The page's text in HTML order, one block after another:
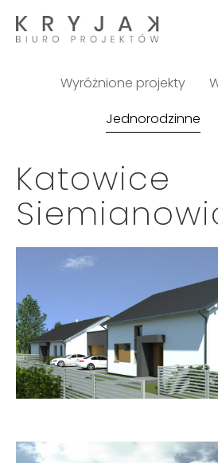
Wyróżnione projekty
Jednorodzinne
Katowice